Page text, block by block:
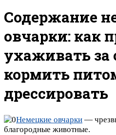
Содержание
овчарки: как
ухаживать за
кормить
дрессировать
Немецкие овчарки —
благородные животные.